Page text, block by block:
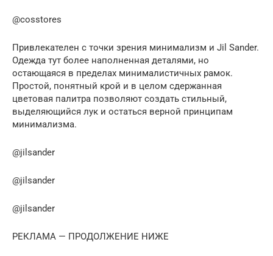
@cosstores
Привлекателен с точки зрения минимализм и Jil Sander.
Одежда тут более наполненная деталями, но
остающаяся в пределах минималистичных рамок.
Простой, понятный крой и в целом сдержанная
цветовая палитра позволяют создать стильный,
выделяющийся лук и остаться верной принципам
минимализма.
@jilsander
@jilsander
@jilsander
РЕКЛАМА — ПРОДОЛЖЕНИЕ НИЖЕ